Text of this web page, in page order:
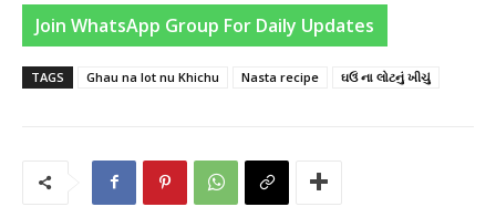
Join WhatsApp Group For Daily Updates
TAGS Ghau na lot nu Khichu Nasta recipe ઘઉં ના લોટનું ખીચું